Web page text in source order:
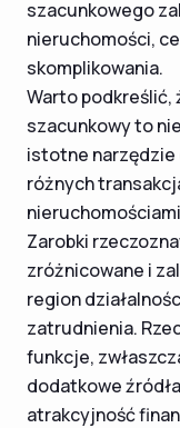
szacunkowego
nieruchomości,
skomplikowania.
Warto
szacunkowy to
istotne
różnych
Zarobki
zróżnicowane i
region
zatrudnienia.
funkcje,
dodatkowe
atrakcyjność